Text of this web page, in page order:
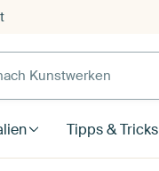
Kunstwerken
Tipps & Tricks